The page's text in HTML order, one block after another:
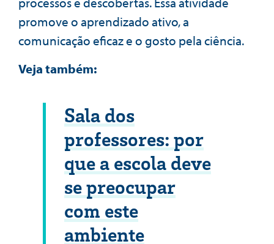
promove o aprendizado ativo, a
comunicação eficaz e o gosto pela ciência.
Veja também:
Sala dos
professores: por
que a escola deve
se preocupar
com este
ambiente